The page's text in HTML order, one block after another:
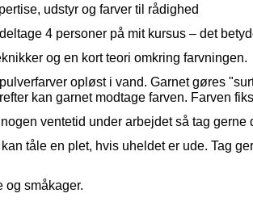
udstyr og farver til rådighed
4 personer på mit kursus – det
og en kort teori omkring farvningen.
opløst i vand. Garnet gøres
kan garnet modtage farven. Farven
ventetid under arbejdet så tag gerne
tåle en plet, hvis uheldet er ude. Tag
og småkager.